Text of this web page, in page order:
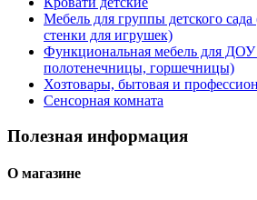
Мебель для группы детского сада
стенки для игрушек)
Функциональная мебель для
полотенечницы, горшечницы)
Хозтовары, бытовая и
Сенсорная комната
Полезная информация
О магазине